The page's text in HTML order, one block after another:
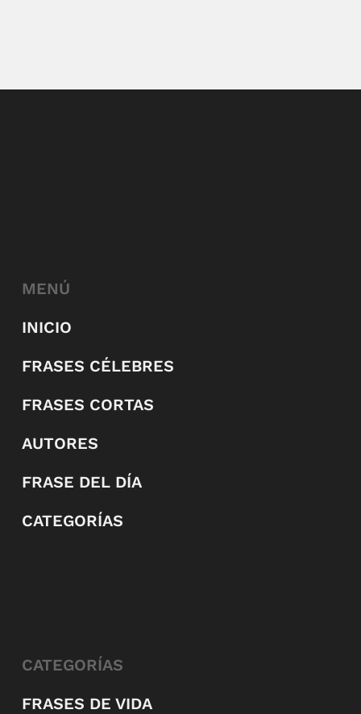
MENÚ
INICIO
FRASES CÉLEBRES
FRASES CORTAS
AUTORES
FRASE DEL DÍA
CATEGORÍAS
CATEGORÍAS
FRASES DE VIDA